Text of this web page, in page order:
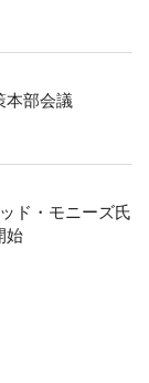
本部会議
ッド・モニーズ氏
始